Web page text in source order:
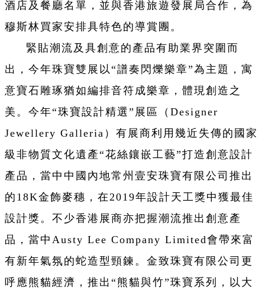
酒店及餐廳名單，並與香港旅遊發展局合作，為
穆斯林買家安排具特色的導賞團。
緊貼潮流及具創意的產品有助業界突圍而
出，今年珠寶雙展以“譜奏閃爍樂章”為主題，寓
意寶石雕琢猶如編排音符成樂章，體現創造之
美。今年“珠寶設計精選”展區（Designer
Jewellery Galleria）有展商利用幾近失傳的國家
級非物質文化遺產“花絲鑲嵌工藝”打造創意設計
產品，當中中國內地常州壹安珠寶有限公司推出
的18K金飾麥穗，在2019年設計天工獎中獲最佳
設計獎。不少香港展商亦把握潮流推出創意產
品，當中Austy Lee Company Limited會帶來富
有新年氣氛的蛇造型頸鍊。金致珠寶有限公司更
呼應熊貓經濟，推出“熊貓與竹”珠寶系列，以大